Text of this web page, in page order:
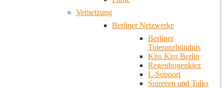
Vernetzung
Berliner Netzwerke
Berliner
Toleranzbündnis
Kiss Kiss Berlin
Regenbogenkiez
L-Support
Soireeen und Talks